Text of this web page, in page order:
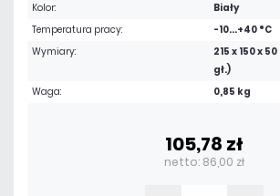
Kolor:
Biały
Temperatura pracy:
-10...+40 °C
Wymiary:
215 x 150 x
gł.)
Waga:
0,85 kg
105,78 zł
netto: 86,00 zł